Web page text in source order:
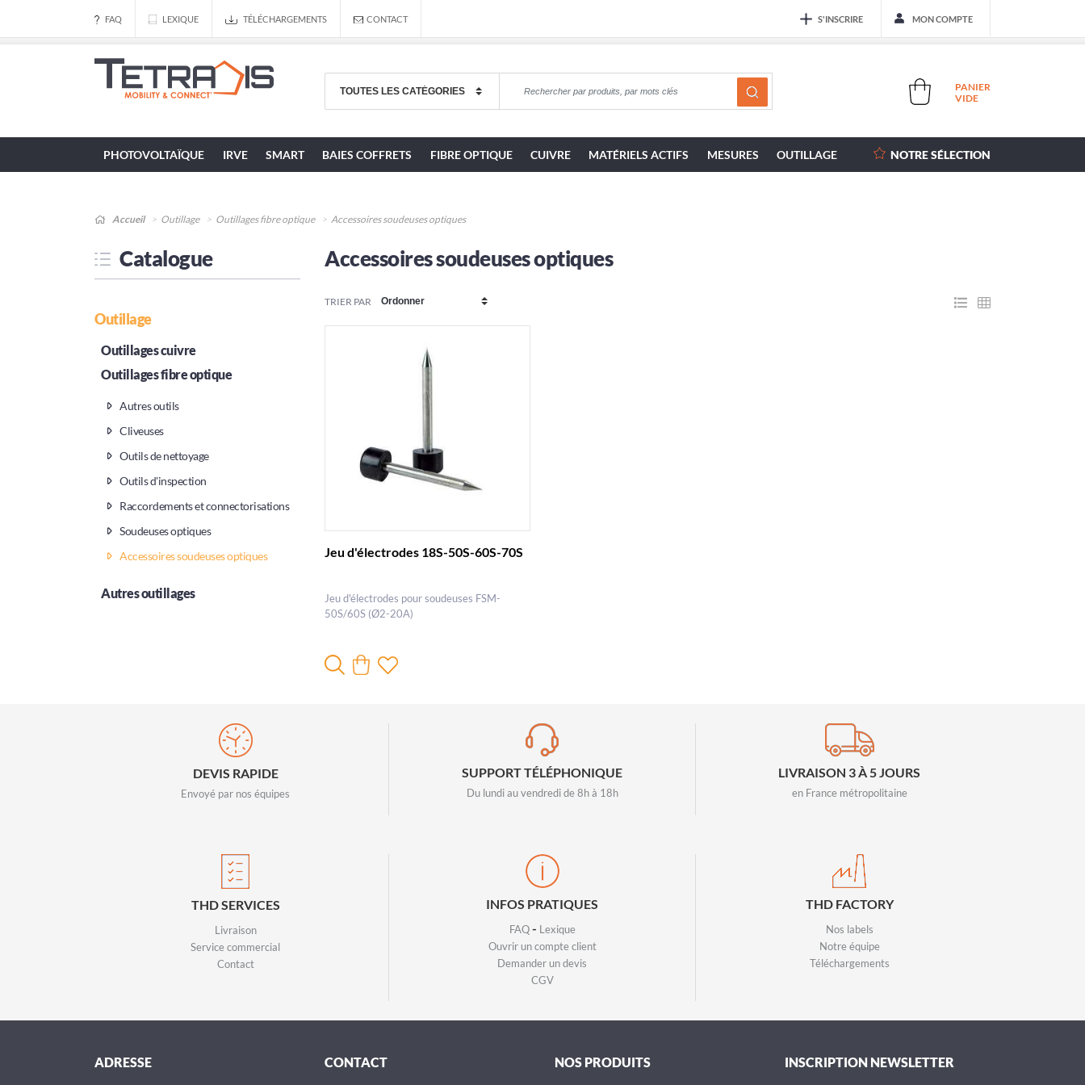
FAQ LEXIQUE TÉLÉCHARGEMENTS CONTACT S'INSCRIRE MON COMPTE
PANIER
VIDE
PHOTOVOLTAÏQUE IRVE SMART BAIES COFFRETS FIBRE OPTIQUE CUIVRE MATÉRIELS ACTIFS MESURES OUTILLAGE NOTRE SÉLECTION
Accueil Outillage Outillages fibre optique Accessoires soudeuses optiques
Catalogue
Outillage
Outillages cuivre
Outillages fibre optique
Autres outils
Cliveuses
Outils de nettoyage
Outils d'inspection
Raccordements et connectorisations
Soudeuses optiques
Accessoires soudeuses optiques
Autres outillages
Accessoires soudeuses optiques
TRIER PAR
Jeu d'électrodes 18S-50S-60S-70S
Jeu d'électrodes pour soudeuses FSM-
50S/60S (Ø2-20A)
DEVIS RAPIDE
Envoyé par nos équipes
SUPPORT TÉLÉPHONIQUE
Du lundi au vendredi de 8h à 18h
LIVRAISON 3 À 5 JOURS
en France métropolitaine
THD SERVICES
Livraison
Service commercial
Contact
INFOS PRATIQUES
FAQ- Lexique
Ouvrir un compte client
Demander un devis
CGV
THD FACTORY
Nos labels
Notre équipe
Téléchargements
ADRESSE CONTACT NOS PRODUITS INSCRIPTION NEWSLETTER